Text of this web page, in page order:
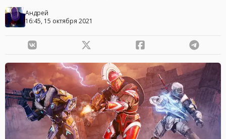
Андрей
16:45, 15 октября 2021